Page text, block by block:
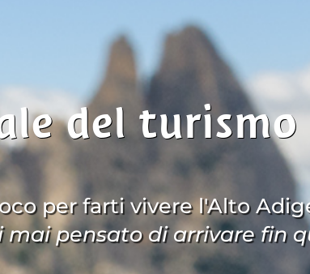
del turismo
per farti vivere l'Alto
mai pensato di arrivare fin